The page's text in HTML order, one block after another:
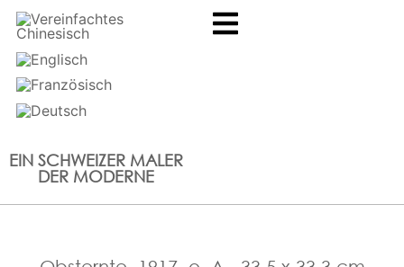
EIN SCHWEIZER MALER
DER MODERNE